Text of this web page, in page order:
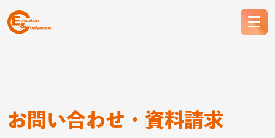
お問い合わせ・資料請求